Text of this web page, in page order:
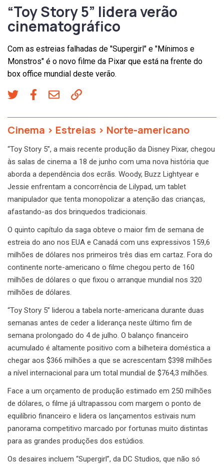
“Toy Story 5” lidera verão
cinematográfico
Com as estreias falhadas de "Supergirl" e "Mínimos e
Monstros" é o novo filme da Pixar que está na frente do
box office mundial deste verão.
Cinema > Estreias > Norte-americano
“Toy Story 5”, a mais recente produção da Disney Pixar, chegou
às salas de cinema a 18 de junho com uma nova história que
aborda a dependência dos ecrãs. Woody, Buzz Lightyear e
Jessie enfrentam a concorrência de Lilypad, um tablet
manipulador que tenta monopolizar a atenção das crianças,
afastando-as dos brinquedos tradicionais.
O quinto capítulo da saga obteve o maior fim de semana de
estreia do ano nos EUA e Canadá com uns expressivos 159,6
milhões de dólares nos primeiros três dias em cartaz. Fora do
continente norte-americano o filme chegou perto de 160
milhões de dólares o que fixou o arranque mundial nos 320
milhões de dólares.
“Toy Story 5” liderou a tabela norte-americana durante duas
semanas antes de ceder a liderança neste último fim de
semana prolongado do 4 de julho. O balanço financeiro
acumulado é altamente positivo com a bilheteira doméstica a
chegar aos $366 milhões a que se acrescentam $398 milhões
a nível internacional para um total mundial de $764,3 milhões.
Face a um orçamento de produção estimado em 250 milhões
de dólares, o filme já ultrapassou com margem o ponto de
equilíbrio financeiro e lidera os lançamentos estivais num
panorama competitivo marcado por fortunas muito distintas
para as grandes produções dos estúdios.
Os desaires incluem “Supergirl”, da DC Studios, que não só